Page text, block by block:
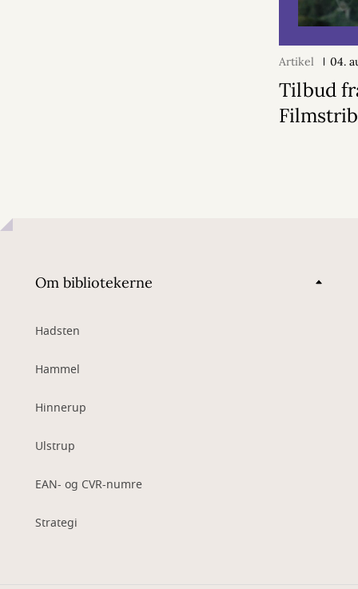
Artikel 04.
Tilbud
Om bibliotekerne
Hadsten
Hammel
Hinnerup
Ulstrup
EAN- og CVR-numre
Strategi